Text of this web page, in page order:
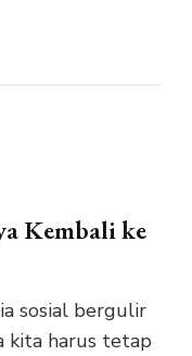
Kembali ke
sosial bergulir
kita harus tetap